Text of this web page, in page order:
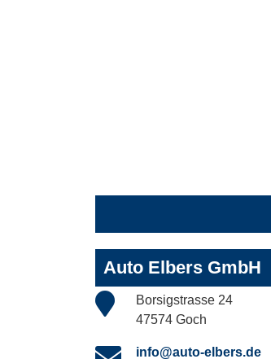
Auto Elbers GmbH
Borsigstrasse 24
47574 Goch
info@auto-elbers.de